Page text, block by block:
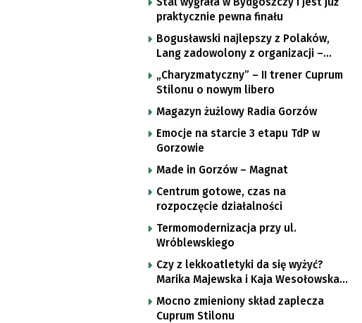
praktycznie pewna finału
Bogusławski najlepszy z Polaków,
Lang zadowolony z organizacji –
komentarze po trzecim etapie Tour
de Pologne
„Charyzmatyczny” – II trener Cuprum
Stilonu o nowym libero
Magazyn żużlowy Radia Gorzów
Emocje na starcie 3 etapu TdP w
Gorzowie
Made in Gorzów – Magnat
Centrum gotowe, czas na
rozpoczęcie działalności
Termomodernizacja przy ul.
Wróblewskiego
Czy z lekkoatletyki da się wyżyć?
Marika Majewska i Kaja Wesołowska
o płotkarskiej codzienności
Mocno zmieniony skład zaplecza
Cuprum Stilonu